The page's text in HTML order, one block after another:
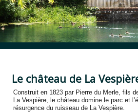
Le château de La
Construit en 1823 par Pierre du Merle, fils
La Vespière, le château domine le parc et
résurgence du ruisseau de La Vespière.